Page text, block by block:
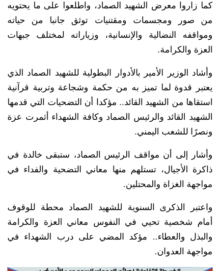
كما زاروا معرض الشهيد الصماد، واطلعوا على ما يحتويه
من صور ومجسمات ومقتنيات توثق جانبا من حياته
ومواقفه النضالية والإنسانية، وزياراته لمختلف جبهات
العزة والكرامة.
وأشاد الوزير الأمير بالأدوار البطولية للشهيد الصماد الذي
يعتبر قدوة لما تميز به من حكمة وشجاعة وتربية قرآنية
استقاها من الشهيد القائد.. مؤكدا أن التضحيات التي قدمها
الشهيد القائد والرئيس الصماد وكافة الشهداء أثمرت عزة
ونصرًا للشعب اليمني.
وأشار إلى أن مواقف الرئيس الصماد، ستبقى خالدة في
ذاكرة الأجيال، تستلهم منها معاني التضحية والفداء في
مواجهة الغزاة والمحتلين.
واعتبر الذكرى السنوية للشهيد الصماد محطة للوقوف
أمام شخصية تحيي في النفوس معاني العزة والكرامة
والبذل والعطاء.. مؤكد المضي على درب الشهداء في
مواجهة العدوان.